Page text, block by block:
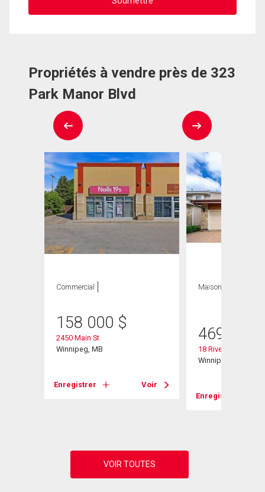
Propriétés à vendre près de 323
Park Manor Blvd
Commercial
158 000 $
2450 Main St
Winnipeg, MB
Enregistrer Voir
Maison
469 900
18 Riverstone Rd
Winnipeg, MB
Enregistrer